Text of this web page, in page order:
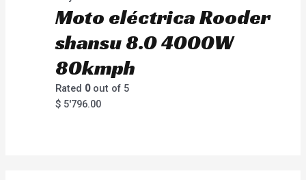
Moto eléctrica Rooder
shansu 8.0 4000W
80kmph
Rated 0out of 5
$5'796.00